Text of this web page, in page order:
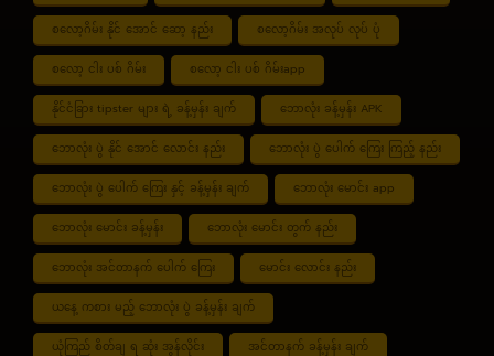
စလော့ဂိမ်း နိုင် အောင် ဆော့ နည်း စလော့ဂိမ်း အလုပ် လုပ် ပုံ
စလော့ ငါး ပစ် ဂိမ်း စလော့ ငါး ပစ် ဂိမ်းapp
နိုင်ငံခြား tipster များ ရဲ့ ခန့်မှန်း ချက် ဘောလုံး ခန့်မှန်း APK
ဘောလုံး ပွဲ နိုင် အောင် လောင်း နည်း ဘောလုံး ပွဲ ပေါက် ကြေး ကြည့် နည်း
ဘောလုံး ပွဲ ပေါက် ကြေး နှင့် ခန့်မှန်း ချက် ဘောလုံး မောင်း app
ဘောလုံး မောင်း ခန့်မှန်း ဘောလုံး မောင်း တွက် နည်း
ဘောလုံး အင်တာနက် ပေါက် ကြေး မောင်း လောင်း နည်း
ယနေ့ ကစား မည့် ဘောလုံး ပွဲ ခန့်မှန်း ချက်
ယုံကြည် စိတ်ချ ရ ဆုံး အွန်လိုင်း အင်တာနက် ခန့်မှန်း ချက်